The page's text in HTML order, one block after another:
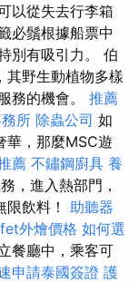
以從失去行李箱
必鬚根據船票中
別有吸引力。 伯
其野生動植物多樣
務的機會。 推薦
所 除蟲公司 如
華，那麼MSC遊
薦 不鏽鋼廚具 養
，進入熱部門，
飲料！ 助聽器
外燴價格 如何選
餐廳中，乘客可
申請泰國簽證 護